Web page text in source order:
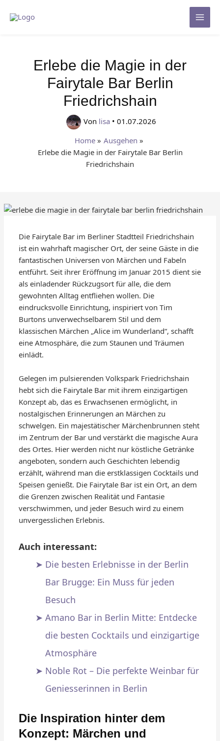
Inhalt
Main
Erlebe die Magie in der
Fairytale Bar Berlin
Friedrichshain
Von lisa • 01.07.2026
Home
Ausgehen
Erlebe die Magie in der Fairytale Bar Berlin
Friedrichshain
Die Fairytale Bar im Berliner Stadtteil Friedrichshain
ist ein wahrhaft magischer Ort, der seine Gäste in die
fantastischen Universen von Märchen und Fabeln
entführt. Seit ihrer Eröffnung im Januar 2015 dient sie
als einladender Rückzugsort für alle, die dem
gewohnten Alltag entfliehen wollen. Die
eindrucksvolle Einrichtung, inspiriert von Tim
Burtons unverwechselbarem Stil und dem
klassischen Märchen „Alice im Wunderland“, schafft
eine Atmosphäre, die zum Staunen und Träumen
einlädt.
Gelegen im pulsierenden Volkspark Friedrichshain
hebt sich die Fairytale Bar mit ihrem einzigartigen
Konzept ab, das es Erwachsenen ermöglicht, in
nostalgischen Erinnerungen an Märchen zu
schwelgen. Ein majestätischer Märchenbrunnen steht
im Zentrum der Bar und verstärkt die magische Aura
des Ortes. Hier werden nicht nur köstliche Getränke
angeboten, sondern auch Geschichten lebendig
erzählt, während man die erstklassigen Cocktails und
Speisen genießt. Die Fairytale Bar ist ein Ort, an dem
die Grenzen zwischen Realität und Fantasie
verschwimmen, und jeder Besuch wird zu einem
unvergesslichen Erlebnis.
Auch interessant:
Die besten Erlebnisse in der Berlin
Bar Brugge: Ein Muss für jeden
Besuch
Amano Bar in Berlin Mitte: Entdecke
die besten Cocktails und einzigartige
Atmosphäre
Noble Rot – Die perfekte Weinbar für
Geniesserinnen in Berlin
Die Inspiration hinter dem
Konzept: Märchen und